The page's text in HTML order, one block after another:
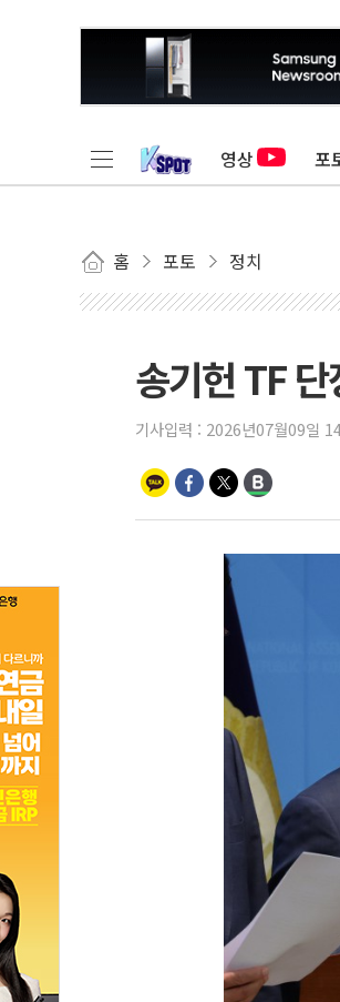
영상 포
홈 포토 정치
송기헌 TF
기사입력 : 2026년07월09일